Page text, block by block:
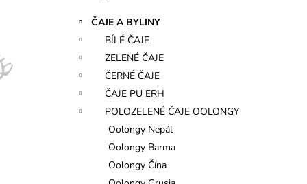
kategorie
ČAJE A BYLINY
BÍLÉ ČAJE
ZELENÉ ČAJE
ČERNÉ ČAJE
ČAJE PU ERH
POLOZELENÉ ČAJE OOLONGY
Oolongy Nepál
Oolongy Barma
Oolongy Čína